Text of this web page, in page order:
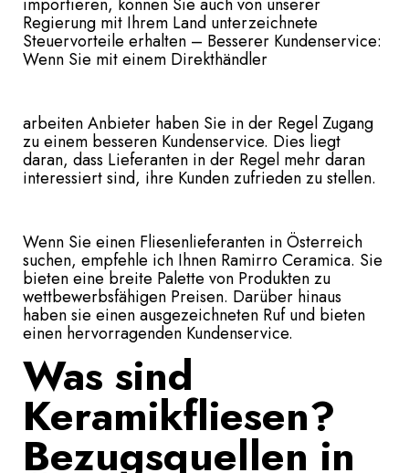
Regierung mit Ihrem Land unterzeichnete
Steuervorteile erhalten – Besserer Kundenservice:
Wenn Sie mit einem Direkthändler
arbeiten Anbieter haben Sie in der Regel Zugang
zu einem besseren Kundenservice. Dies liegt
daran, dass Lieferanten in der Regel mehr daran
interessiert sind, ihre Kunden zufrieden zu stellen.
Wenn Sie einen Fliesenlieferanten in Österreich
suchen, empfehle ich Ihnen Ramirro Ceramica. Sie
bieten eine breite Palette von Produkten zu
wettbewerbsfähigen Preisen. Darüber hinaus
haben sie einen ausgezeichneten Ruf und bieten
einen hervorragenden Kundenservice.
Was sind
Keramikfliesen?
Bezugsquellen in